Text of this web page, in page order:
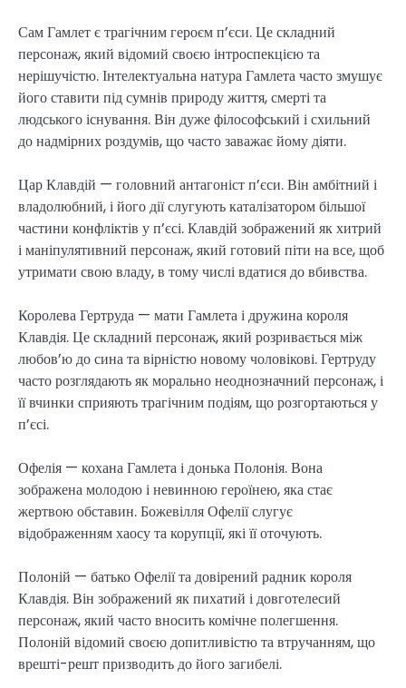
Сам Гамлет є трагічним героєм п’єси. Це складний
персонаж, який відомий своєю інтроспекцією та
нерішучістю. Інтелектуальна натура Гамлета часто змушує
його ставити під сумнів природу життя, смерті та
людського існування. Він дуже філософський і схильний
до надмірних роздумів, що часто заважає йому діяти.
Цар Клавдій — головний антагоніст п’єси. Він амбітний і
владолюбний, і його дії слугують каталізатором більшої
частини конфліктів у п’єсі. Клавдій зображений як хитрий
і маніпулятивний персонаж, який готовий піти на все, щоб
утримати свою владу, в тому числі вдатися до вбивства.
Королева Гертруда — мати Гамлета і дружина короля
Клавдія. Це складний персонаж, який розривається між
любов’ю до сина та вірністю новому чоловікові. Гертруду
часто розглядають як морально неоднозначний персонаж, і
її вчинки сприяють трагічним подіям, що розгортаються у
п’єсі.
Офелія — кохана Гамлета і донька Полонія. Вона
зображена молодою і невинною героїнею, яка стає
жертвою обставин. Божевілля Офелії слугує
відображенням хаосу та корупції, які її оточують.
Полоній — батько Офелії та довірений радник короля
Клавдія. Він зображений як пихатий і довготелесий
персонаж, який часто вносить комічне полегшення.
Полоній відомий своєю допитливістю та втручанням, що
врешті-решт призводить до його загибелі.